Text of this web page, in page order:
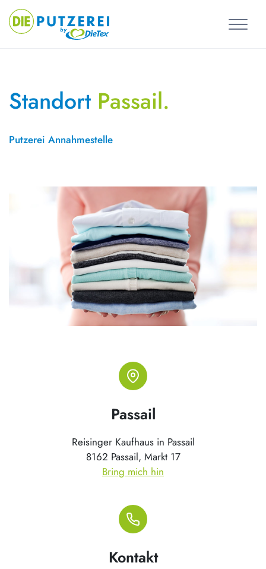
Skip
content
Standort Passail.
Putzerei Annahmestelle
Passail
Reisinger Kaufhaus in Passail
8162 Passail, Markt 17
Bring mich hin
Kontakt